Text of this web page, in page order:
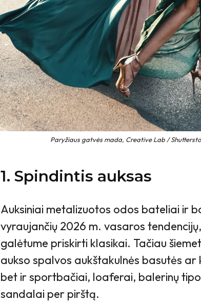
Paryžiaus gatvės mada, Creative Lab /
1. Spindintis auksas
Auksiniai metalizuotos odos bateliai ir
vyraujančių 2026 m. vasaros
galėtume priskirti klasikai. Tačiau
aukso spalvos aukštakulnės basutės ar
bet ir sportbačiai, loaferai, balerinų
sandalai per pirštą.